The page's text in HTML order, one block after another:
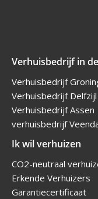
Verhuisbedrijf in
Verhuisbedrijf
Verhuisbedrijf Delfzijl
Verhuisbedrijf Assen
verhuisbedrijf
Ik wil verhuizen
CO2-neutraal
Erkende Verhuizers
Garantiecertificaat